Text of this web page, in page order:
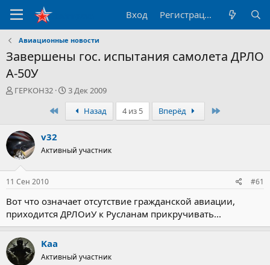
Вход Регистрация
Авиационные новости
Завершены гос. испытания самолета ДРЛО
А-50У
А
р
т
е
м
ы
ГЕРКОН32
Д
а
а
ч
3 Дек 2009
ПервыйНазад 4 из 5 Вперёд
v32
Активный участник
11 Сен 2010 #61
Вот что означает отсутствие гражданской авиации,
приходится ДРЛОиУ к Русланам прикручивать...
Kaa
Активный участник